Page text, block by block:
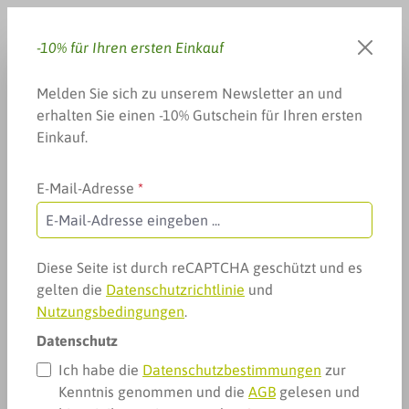
Du hast 0 Produkte auf dem
Warenkorb
Informationen Impressum
Informationspflicht lt. § 5 Abs. 1 E-Commerce-
Gesetz
Für den Inhalt verantwortlich:
-10% für Ihren ersten Einkauf
Melden Sie sich zu unserem Newsletter an und
erhalten Sie einen -10% Gutschein für Ihren ersten
Einkauf.
E-Mail-Adresse *
Diese Seite ist durch reCAPTCHA geschützt und es
gelten die Datenschutzrichtlinie und
Nutzungsbedingungen.
Datenschutz
Ich habe die Datenschutzbestimmungen zur
Kenntnis genommen und die AGB gelesen und